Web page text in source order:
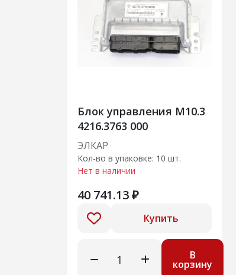
Блок управления М10.3
4216.3763 000
ЭЛКАР
Кол-во в упаковке: 10 шт.
Нет в наличии
40 741.13 ₽
Купить
В
корзину